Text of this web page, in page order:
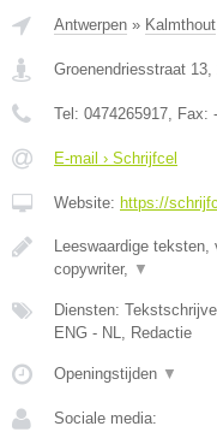
Antwerpen » Kalmthout
Groenendriesstraat 13
Tel: 0474265917 , Fax: -
E-mail › Schrijfcel
Website: https://
Leeswaardige
copywriter,
▼
Diensten:
ENG - NL, Redactie
Openingstijden ▼
Sociale media: